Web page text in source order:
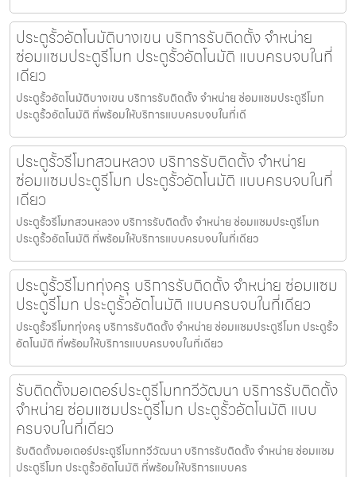
ประตูรั้วอัตโนมัติบางเขน บริการรับติดตั้ง จำหน่าย
ซ่อมแซมประตูรีโมท ประตูรั้วอัตโนมัติ แบบครบจบในที่
เดียว
ประตูรั้วอัตโนมัติบางเขน บริการรับติดตั้ง จำหน่าย ซ่อมแซมประตูรีโมท
ประตูรั้วอัตโนมัติ ที่พร้อมให้บริการแบบครบจบในที่เดี
ประตูรั้วรีโมทสวนหลวง บริการรับติดตั้ง จำหน่าย
ซ่อมแซมประตูรีโมท ประตูรั้วอัตโนมัติ แบบครบจบในที่
เดียว
ประตูรั้วรีโมทสวนหลวง บริการรับติดตั้ง จำหน่าย ซ่อมแซมประตูรีโมท
ประตูรั้วอัตโนมัติ ที่พร้อมให้บริการแบบครบจบในที่เดียว
ประตูรั้วรีโมททุ่งครุ บริการรับติดตั้ง จำหน่าย ซ่อมแซม
ประตูรีโมท ประตูรั้วอัตโนมัติ แบบครบจบในที่เดียว
ประตูรั้วรีโมททุ่งครุ บริการรับติดตั้ง จำหน่าย ซ่อมแซมประตูรีโมท ประตูรั้ว
อัตโนมัติ ที่พร้อมให้บริการแบบครบจบในที่เดียว
รับติดตั้งมอเตอร์ประตูรีโมททวีวัฒนา บริการรับติดตั้ง
จำหน่าย ซ่อมแซมประตูรีโมท ประตูรั้วอัตโนมัติ แบบ
ครบจบในที่เดียว
รับติดตั้งมอเตอร์ประตูรีโมททวีวัฒนา บริการรับติดตั้ง จำหน่าย ซ่อมแซม
ประตูรีโมท ประตูรั้วอัตโนมัติ ที่พร้อมให้บริการแบบคร